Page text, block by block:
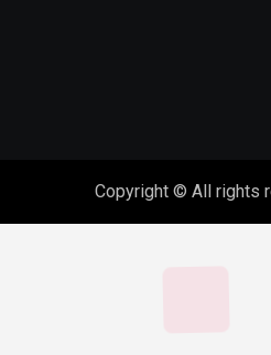
Copyright © All rights